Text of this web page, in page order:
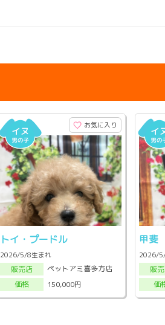
お気に入り
トイ・プードル
2026/5/8生まれ
販売店
ペットアミ喜多方店
価格
150,000円
甲斐
2026/
販
価